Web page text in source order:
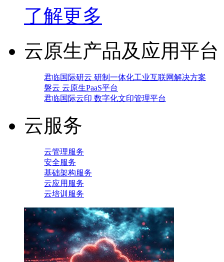
了解更多
云原生产品及应用平台
君临国际研云 研制一体化工业互联网解决方案
磐云 云原生PaaS平台
君临国际云印 数字化文印管理平台
云服务
云管理服务
安全服务
基础架构服务
云应用服务
云培训服务